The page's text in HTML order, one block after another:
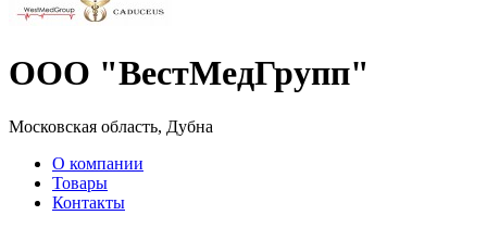
ООО "ВестМедГрупп"
Московская область, Дубна
О компании
Товары
Контакты